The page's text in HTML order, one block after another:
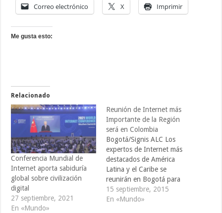
Correo electrónico X Imprimir
Me gusta esto:
Relacionado
Conferencia Mundial de
Internet aporta sabiduría
global sobre civilización
digital
27 septiembre, 2021
En «Mundo»
Reunión de Internet más
Importante de la Región
será en Colombia
Bogotá/Signis ALC Los
expertos de Internet más
destacados de América
Latina y el Caribe se
reunirán en Bogotá para
analizar la situación de las
Tecnologías de la
15 septiembre, 2015
En «Mundo»